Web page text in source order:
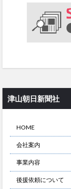
津山朝日新聞社
HOME
会社案内
事業内容
後援依頼について